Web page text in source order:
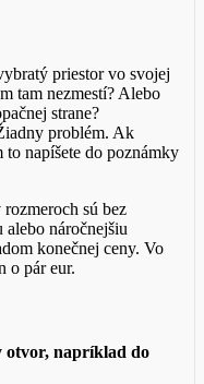
priestor vo svojej
tam nezmestí? Alebo
strane?
problém. Ak
napíšete do poznámky
sú bez
náročnejšiu
konečnej ceny. Vo
o pár eur.
otvor, napríklad do